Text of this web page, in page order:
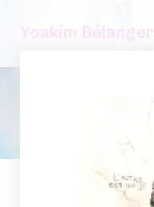
Yoakim Bélanger